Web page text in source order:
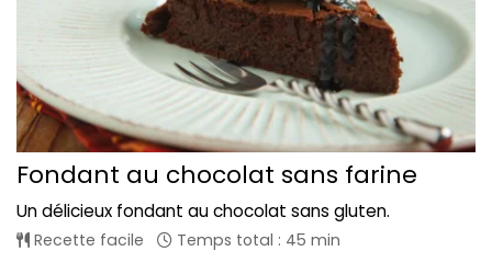
Fondant au chocolat sans farine
Un délicieux fondant au chocolat sans gluten.
Recette facile Temps total : 45 min